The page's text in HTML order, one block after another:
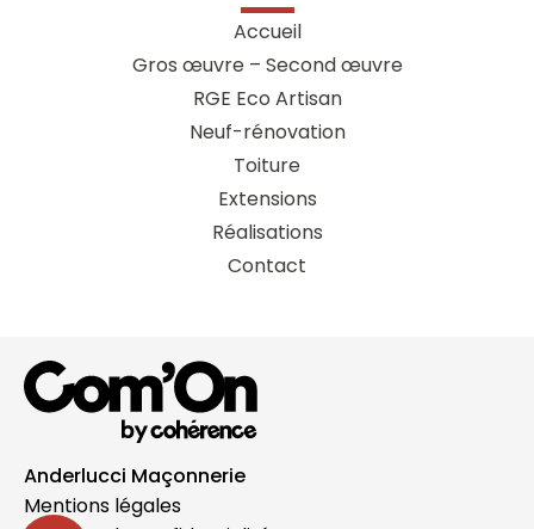
Accueil
Gros œuvre – Second œuvre
RGE Eco Artisan
Neuf-rénovation
Toiture
Extensions
Réalisations
Contact
Anderlucci Maçonnerie
Mentions légales